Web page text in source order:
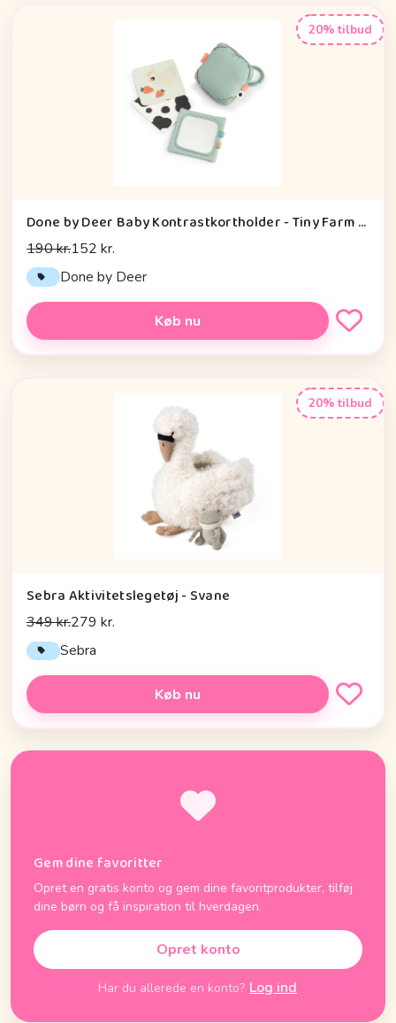
20% tilbud
Done by Deer Baby Kontrastkortholder - Tiny Farm - Grøn
190 kr.152 kr.
Done by Deer
Køb nu
20% tilbud
Sebra Aktivitetslegetøj - Svane
349 kr.279 kr.
Sebra
Køb nu
Gem dine favoritter
Opret en gratis konto og gem dine favoritprodukter, tilføj
dine børn og få inspiration til hverdagen.
Opret konto
Har du allerede en konto? Log ind